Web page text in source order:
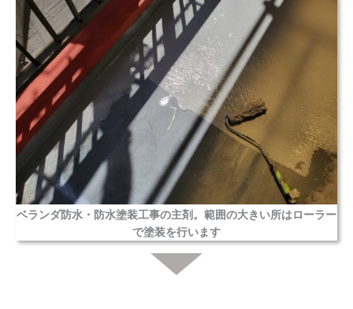
ベランダ防水・防水塗装工事の主剤。範囲の大きい所はローラー
で塗装を行います